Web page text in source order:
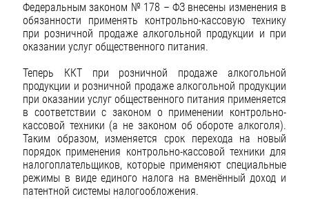
Федеральным законом № 178 – ФЗ внесены изменения в
обязанности применять контрольно-кассовую технику
при розничной продаже алкогольной продукции и при
оказании услуг общественного питания.
Теперь ККТ при розничной продаже алкогольной
продукции и розничной продаже алкогольной продукции
при оказании услуг общественного питания применяется
в соответствии с законом о применении контрольно-
кассовой техники (а не законом об обороте алкоголя).
Таким образом, изменяется срок перехода на новый
порядок применения контрольно-кассовой техники для
налогоплательщиков, которые применяют специальные
режимы в виде единого налога на вменённый доход и
патентной системы налогообложения.